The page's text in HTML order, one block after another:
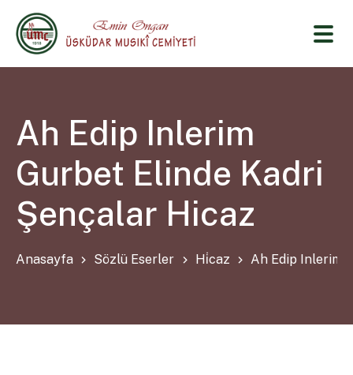
Ah Edip Inlerim
Gurbet Elinde Kadri
Şençalar Hicaz
Anasayfa Sözlü Eserler Hi̇caz Ah Edip Inlerim